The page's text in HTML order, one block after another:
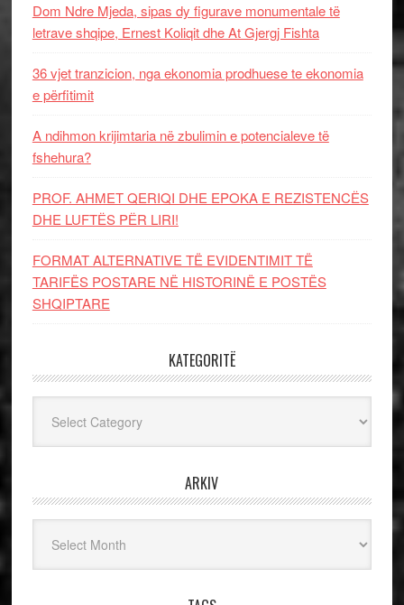
Dom Ndre Mjeda, sipas dy figurave monumentale të
letrave shqipe, Ernest Koliqit dhe At Gjergj Fishta
36 vjet tranzicion, nga ekonomia prodhuese te ekonomia
e përfitimit
A ndihmon krijimtaria në zbulimin e potencialeve të
fshehura?
PROF. AHMET QERIQI DHE EPOKA E REZISTENCЁS
DHE LUFTЁS PЁR LIRI!
FORMAT ALTERNATIVE TË EVIDENTIMIT TË
TARIFËS POSTARE NË HISTORINË E POSTËS
SHQIPTARE
KATEGORITË
ARKIV